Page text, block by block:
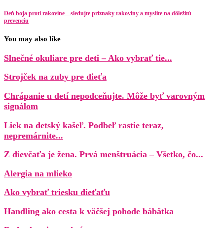
Deň boja proti rakovine – sledujte príznaky rakoviny a myslite na dôležitú
prevenciu
You may also like
Slnečné okuliare pre deti – Ako vybrať tie...
Strojček na zuby pre dieťa
Chrápanie u detí nepodceňujte. Môže byť varovným
signálom
Liek na detský kašeľ. Podbeľ rastie teraz,
nepremárnite...
Z dievčaťa je žena. Prvá menštruácia – Všetko, čo...
Alergia na mlieko
Ako vybrať triesku dieťaťu
Handling ako cesta k väčšej pohode bábätka